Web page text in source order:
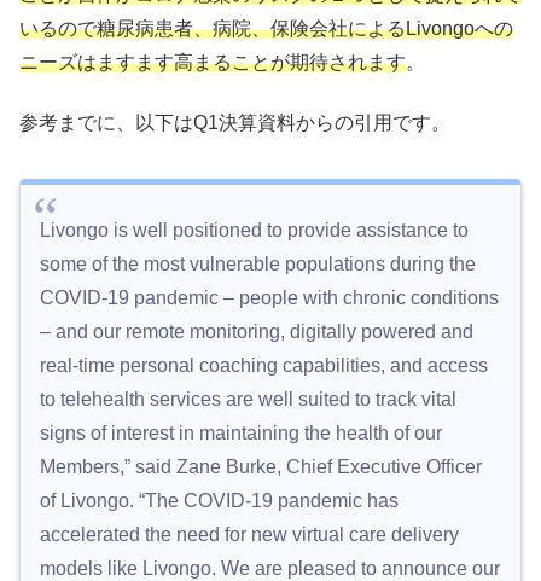
いるので糖尿病患者、病院、保険会社によるLivongoへの
ニーズはますます高まることが期待されます。
参考までに、以下はQ1決算資料からの引用です。
Livongo is well positioned to provide assistance to
some of the most vulnerable populations during the
COVID-19 pandemic – people with chronic conditions
– and our remote monitoring, digitally powered and
real-time personal coaching capabilities, and access
to telehealth services are well suited to track vital
signs of interest in maintaining the health of our
Members,” said Zane Burke, Chief Executive Officer
of Livongo. “The COVID-19 pandemic has
accelerated the need for new virtual care delivery
models like Livongo. We are pleased to announce our